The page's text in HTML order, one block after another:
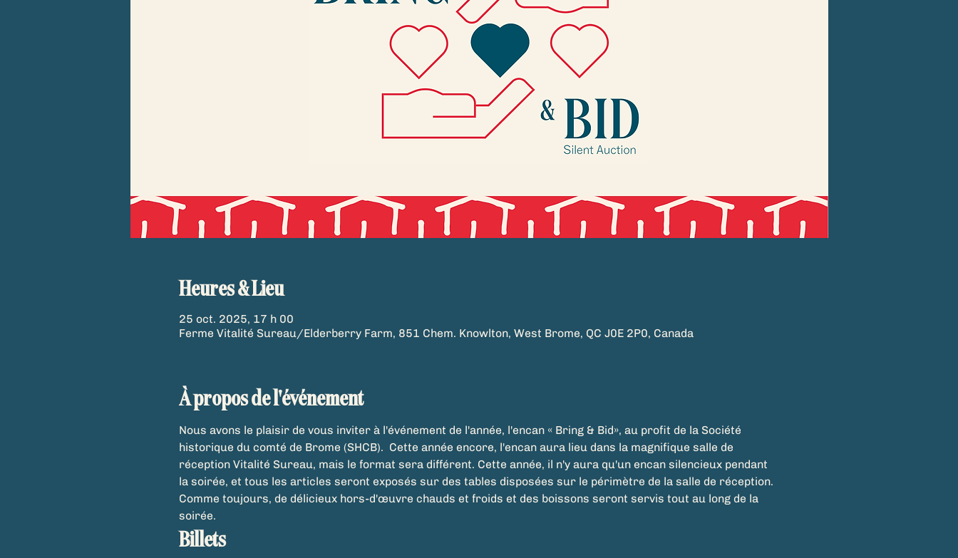
Heures & Lieu
25 oct. 2025, 17 h 00
Ferme Vitalité Sureau/Elderberry Farm, 851 Chem. Knowlton, West Brome, QC J0E 2P0, Canada
À propos de l'événement
Nous avons le plaisir de vous inviter à l'événement de l'année, l'encan « Bring & Bid», au profit de la Société
historique du comté de Brome (SHCB).  Cette année encore, l'encan aura lieu dans la magnifique salle de
réception Vitalité Sureau, mais le format sera différent. Cette année, il n'y aura qu'un encan silencieux pendant
la soirée, et tous les articles seront exposés sur des tables disposées sur le périmètre de la salle de réception.
Comme toujours, de délicieux hors-d'œuvre chauds et froids et des boissons seront servis tout au long de la
soirée.
Billets